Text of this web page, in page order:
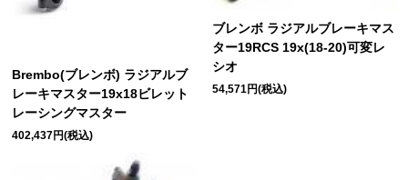
Brembo(ブレンボ) ラジアルブ
レーキマスター19x18ビレット
レーシングマスター
402,437円(税込)
ブレンボ ラジアルブレーキマス
ター19RCS 19x(18-20)可変レ
シオ
54,571円(税込)